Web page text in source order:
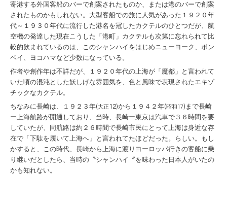
寄港する外国客船のバーで創案されたものか、または港のバーで創案
されたものかもしれない。大型客船での旅に人気があった１９２０年
代～１９３０年代に流行した港名を冠したカクテルのひとつだが、航
空機の発達した現在こうした「港町」カクテルも次第に忘れられて比
較的飲まれているのは、このシャンハイをはじめニューヨーク、ボン
ベイ、ヨコハマなど少数になっている。
作者や創作年は不詳だが、１９２０年代の上海が「魔都」と言われて
いた頃の混沌とした妖しげな雰囲気を、色と風味で表現されたエキゾ
チックなカクテル。
ちなみに長崎は、１９２３年(大正 12)から１９４２年(昭和17)まで長崎
ー上海航路が開通しており、当時、長崎ー東京は汽車で３６時間を要
していたが、同航路は約２６時間で長崎市民にとって上海は身近な存
在で「下駄を履いて上海へ」と言われてたほどだった。らしい。もし
かすると、この時代、長崎から上海に渡りヨーロッパ行きの客船に乗
り継いだとしたら、当時の〝シャンハイ〞を味わった日本人がいたの
かも知れない。